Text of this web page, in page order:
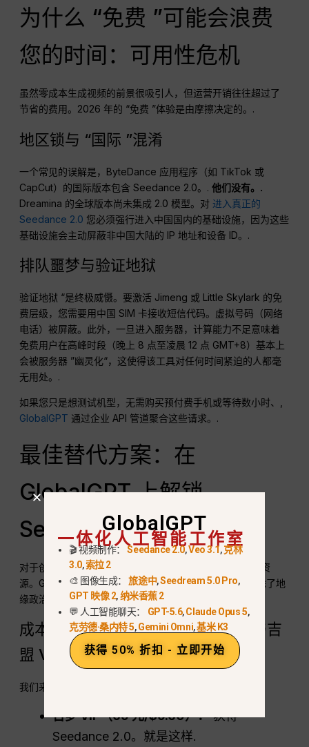
为什么 “免费 ”可能会浪费
您的时间：可用性危机
虽然零成本生成视频的前景很吸引人，但运营开销往往超过了
节省的费用。2026 年的 “免费 ”体验是由摩擦决定的。.
地区锁与 “国际 ”混淆
一个常见的误解是，ByteDance 应用程序（如 TikTok 或
CapCut）的国际版本包含 Seedance 2.0。.他们没有。.
Dreamina 的全球版本尚未集成 2.0 模型。对 进入真正的
Seedance 2.0 您必须强行进入中国国内的基础设施，因为这些
基础设施会主动屏蔽非中国大陆的 IP 地址和设备 ID。.
排队噩梦与验证地狱
验证地狱 “是终极威慑。要激活 Jimeng 或 Little Skylark 的免
费层级，您需要用中国 SIM 卡接收短信代码。虚拟号码（网络
电话）被屏蔽。此外，一旦进入服务器，计算能力不足意味着
免费用户在高峰时段（晚上 8 点至凌晨 12 点 GMT+8）基本上
会被服务器 ”幽灵化“，这使得该工具对任何时间紧迫的人都毫
无用处。.
如果您只是想测试机型，无需购买预付费手机或等待数小时、,
GlobalGPT 通过企业 API 管道聚合这些请求。.
最佳替代方案：在
GlobalGPT 上解锁
Seedance 2.0
对于创作者、营销人员和开发人员来说，时间是最昂贵的资
源。GlobalGPT 为 Seedance 2.0 搭建了一座桥梁，消除了地
缘政治和技术障碍。.
成本分析：GlobalGPT（$10.80）与吉
盟 VIP（约 $9.60）
我们来看看原始值。.
吉梦 VIP（69 元/$9.60）：获得
Seedance 2.0。就是这样.
GlobalGPT
一体化人工智能工作室
🎬 视频制作：Seedance 2.0,Veo 3.1,克林
3.0,索拉 2
🎨 图像生成：旅途中,Seedream 5.0 Pro,
GPT 映像 2,纳米香蕉 2
💬 人工智能聊天： GPT-5.6,Claude Opus 5,
克劳德·桑内特 5,Gemini Omni,基米 K3
获得 50% 折扣 - 立即开始